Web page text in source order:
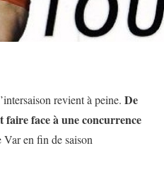
revient à peine. De
face à une concurrence
en fin de saison